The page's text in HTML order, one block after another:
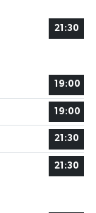
21:30
19:00
19:00
21:30
21:30